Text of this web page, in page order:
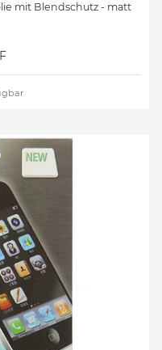
mit Blendschutz - matt